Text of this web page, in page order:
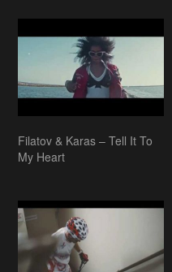
Filatov & Karas – Tell It To
My Heart